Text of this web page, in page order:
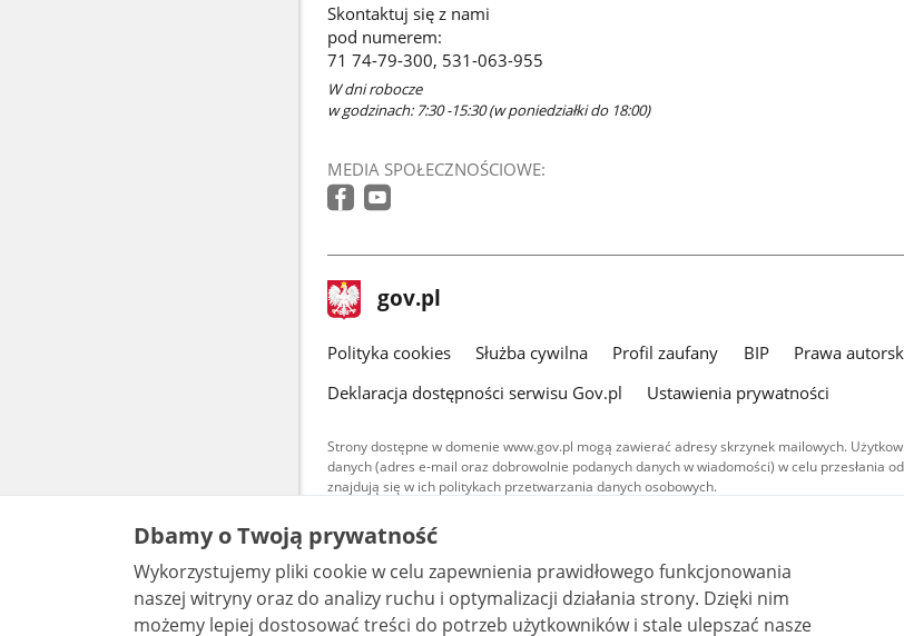
Skontaktuj się z nami
pod numerem:
71 74-79-300, 531-063-955
W dni robocze
w godzinach: 7:30 -15:30 (w poniedziałki do 18:00)
MEDIA SPOŁECZNOŚCIOWE:
stopka
gov.pl Strona
gov.pl
gov.pl
Polityka cookies Służba cywilna Profil zaufany BIP Prawa
Deklaracja dostępności serwisu Gov.pl
Ustawienia prywatności
Strony dostępne w domenie www.gov.pl mogą zawierać adresy skrzynek mailowych.
danych (adres e-mail oraz dobrowolnie podanych danych w wiadomości) w celu przesłania
znajdują się w ich politykach przetwarzania danych osobowych.
Treści tekstowe publikowane w serwisie (z wyłączeniem treści
udostępniane na licencji typu Creative Commons: uznanie autorstwa - na tych
warunkach 4.0 (CC BY-SA 4.0). Materiały audiowizualne, w tym zdjęcia,
są udostępniane na licencji typu Creative Commons: uznanie autorstwa użycie
bez utworów zależnych 4.0 (CC BY-NC-ND 4.0), o ile nie jest to stwierdzone
Dbamy o Twoją prywatność
Wykorzystujemy pliki cookie w celu zapewnienia prawidłowego funkcjonowania
naszej witryny oraz do analizy ruchu i optymalizacji działania strony. Dzięki nim
możemy lepiej dostosować treści do potrzeb użytkowników i stale ulepszać nasze